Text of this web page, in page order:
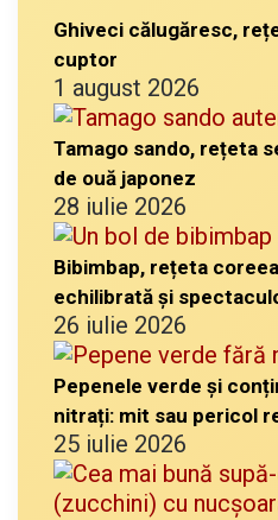
Ghiveci călugăresc,
cuptor
1 august 2026
Tamago sando, rețeta
de ouă japonez
28 iulie 2026
Bibimbap, rețeta
echilibrată și
26 iulie 2026
Pepenele verde și
nitrați: mit sau pericol
25 iulie 2026